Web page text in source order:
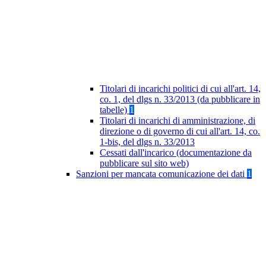
Titolari di incarichi politici di cui all'art. 14,
co. 1, del dlgs n. 33/2013 (da pubblicare in
tabelle) 1
Titolari di incarichi di amministrazione, di
direzione o di governo di cui all'art. 14, co.
1-bis, del dlgs n. 33/2013
Cessati dall'incarico (documentazione da
pubblicare sul sito web)
Sanzioni per mancata comunicazione dei dati 1